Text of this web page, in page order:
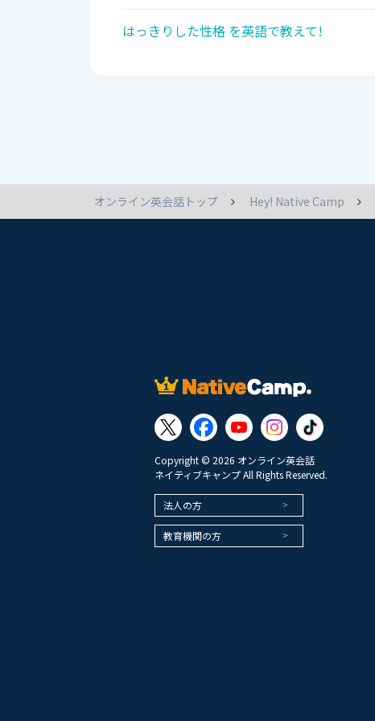
はっきりした性格 を英語で教えて!
オンライン英会話トップ Hey! Native Camp
Copyright © 2026 オンライン英会話
ネイティブキャンプ All Rights Reserved.
法人の方
教育機関の方